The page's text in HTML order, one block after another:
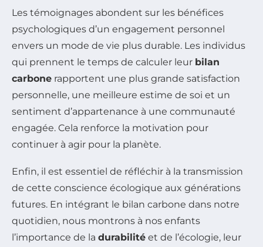
Les témoignages abondent sur les bénéfices
psychologiques d’un engagement personnel
envers un mode de vie plus durable. Les individus
qui prennent le temps de calculer leur bilan
carbone rapportent une plus grande satisfaction
personnelle, une meilleure estime de soi et un
sentiment d’appartenance à une communauté
engagée. Cela renforce la motivation pour
continuer à agir pour la planète.
Enfin, il est essentiel de réfléchir à la transmission
de cette conscience écologique aux générations
futures. En intégrant le bilan carbone dans notre
quotidien, nous montrons à nos enfants
l’importance de la durabilité et de l’écologie, leur